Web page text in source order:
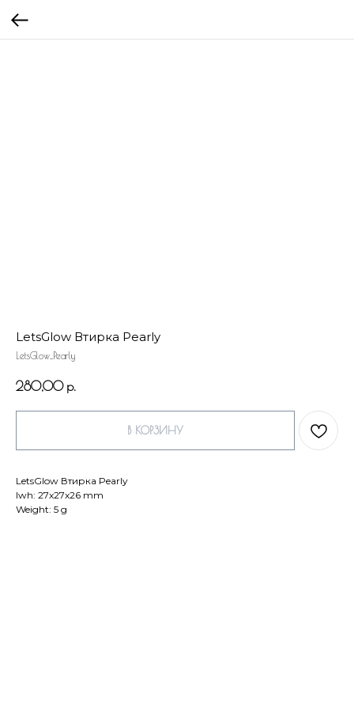
LetsGlow Втирка Pearly
LetsGlow_Pearly
280,00 р.
В КОРЗИНУ
LetsGlow Втирка Pearly
lwh: 27x27x26 mm
Weight: 5 g